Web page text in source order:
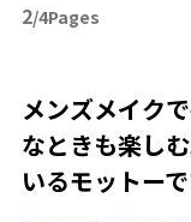
2/4Pages
メンズメイク
なときも楽し
いるモットーで